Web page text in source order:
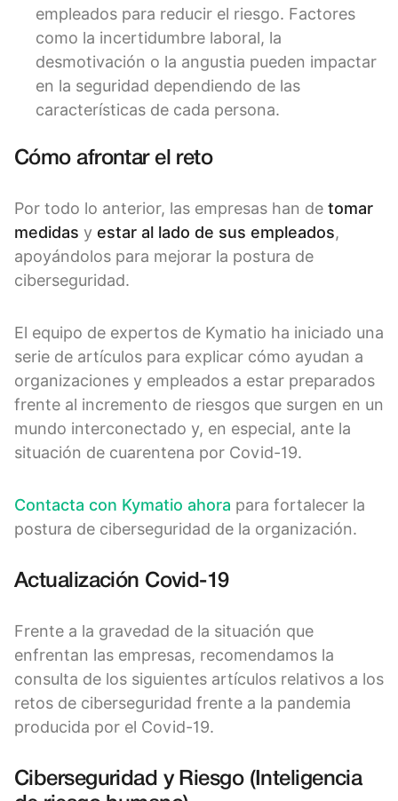
empleados para reducir el riesgo. Factores
como la incertidumbre laboral, la
desmotivación o la angustia pueden impactar
en la seguridad dependiendo de las
características de cada persona.
Cómo afrontar el reto
Por todo lo anterior, las empresas han de tomar
medidas y estar al lado de sus empleados,
apoyándolos para mejorar la postura de
ciberseguridad.
El equipo de expertos de Kymatio ha iniciado una
serie de artículos para explicar cómo ayudan a
organizaciones y empleados a estar preparados
frente al incremento de riesgos que surgen en un
mundo interconectado y, en especial, ante la
situación de cuarentena por Covid-19.
Contacta con Kymatio ahora para fortalecer la
postura de ciberseguridad de la organización.
Actualización Covid-19
Frente a la gravedad de la situación que
enfrentan las empresas, recomendamos la
consulta de los siguientes artículos relativos a los
retos de ciberseguridad frente a la pandemia
producida por el Covid-19.
Ciberseguridad y Riesgo (Inteligencia